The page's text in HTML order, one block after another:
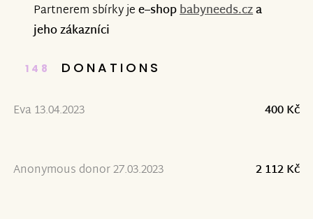
Partnerem sbírky jee–shopbabyneeds.cza
jeho zákazníci
148 DONATIONS
Eva 13.04.2023 400 Kč
Anonymous donor 27.03.2023 2 112 Kč